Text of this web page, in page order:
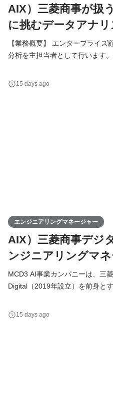
AIX）三菱商事が扱
に挑むデータアナリ
【業務概要】 エンタープライ
分析を主担当者として行います
の報告まで、顧客対面業務も行
ムで動くため、分析・顧客対面
15 days ago
エンジニアリングマネージャー
AIX）三菱商事デジ
ンジニアリングマネ
MCD3 AI事業カンパニーは、三
Digital（2019年設立）を前身と
するプロフェッショナル集団で
技術を軸に、既存のビジネスモ
15 days ago